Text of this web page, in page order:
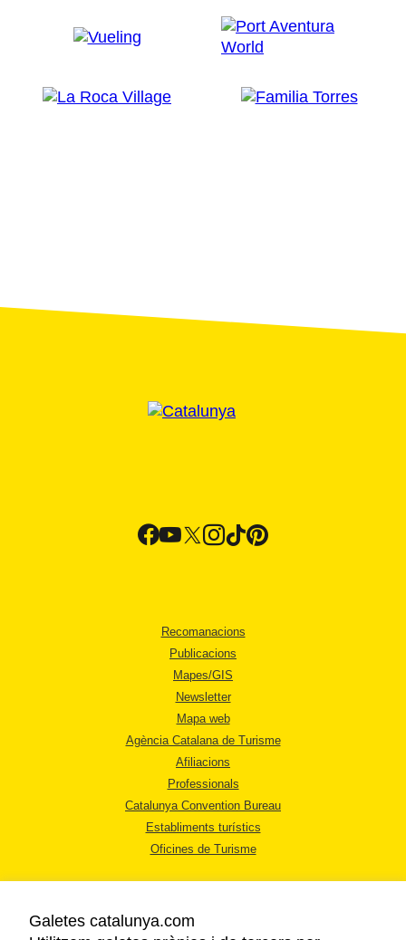
Recomanacions
Publicacions
Mapes/GIS
Newsletter
Mapa web
Agència Catalana de Turisme
Afiliacions
Professionals
Catalunya Convention Bureau
Establiments turístics
Oficines de Turisme
Galetes catalunya.com